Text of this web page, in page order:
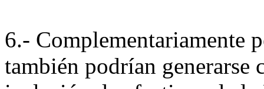
6.- Complementariamente
también podrían